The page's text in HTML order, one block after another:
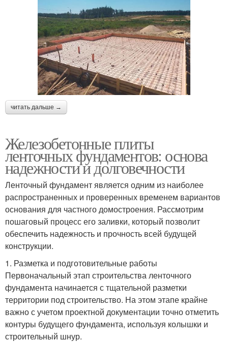
читать дальше →
Железобетонные плиты
ленточных фундаментов: основа
надежности и долговечности
Ленточный фундамент является одним из наиболее
распространенных и проверенных временем вариантов
основания для частного домостроения. Рассмотрим
пошаговый процесс его заливки, который позволит
обеспечить надежность и прочность всей будущей
конструкции.
1. Разметка и подготовительные работы
Первоначальный этап строительства ленточного
фундамента начинается с тщательной разметки
территории под строительство. На этом этапе крайне
важно с учетом проектной документации точно отметить
контуры будущего фундамента, используя колышки и
строительный шнур.